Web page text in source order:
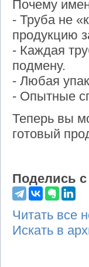
Почему
- Труба не
продукцию
- Каждая
подмену.
- Любая
- Опытные
Теперь вы
готовый
Поделись с
Читать все
Искать в